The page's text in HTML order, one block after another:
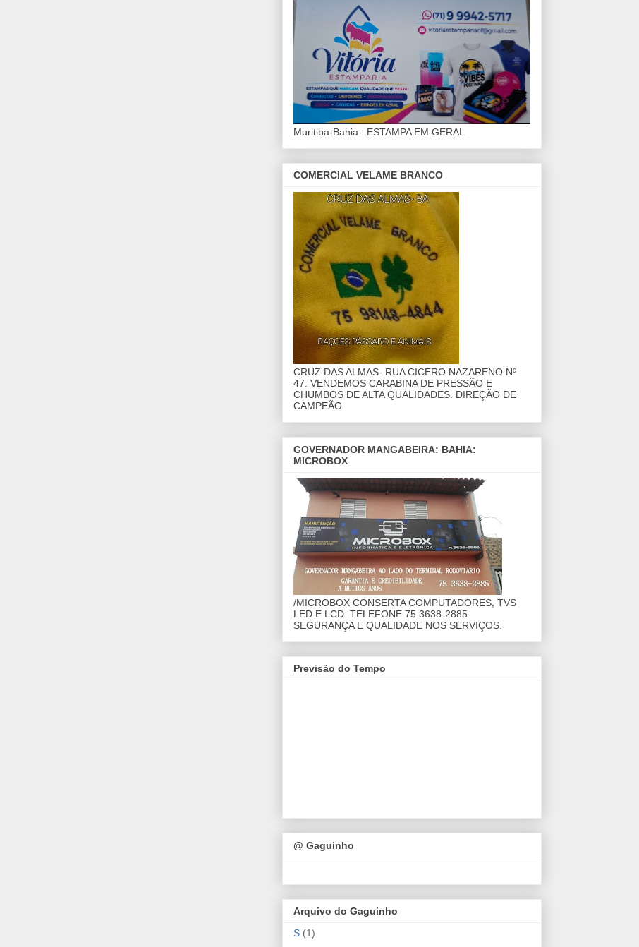
Muritiba-Bahia : ESTAMPA EM GERAL
COMERCIAL VELAME BRANCO
CRUZ DAS ALMAS- RUA CICERO NAZARENO Nº
47. VENDEMOS CARABINA DE PRESSÃO E
CHUMBOS DE ALTA QUALIDADES. DIREÇÃO DE
CAMPEÃO
GOVERNADOR MANGABEIRA: BAHIA:
MICROBOX
/MICROBOX CONSERTA COMPUTADORES, TVS
LED E LCD. TELEFONE 75 3638-2885
SEGURANÇA E QUALIDADE NOS SERVIÇOS.
Previsão do Tempo
@ Gaguinho
Arquivo do Gaguinho
S (1)